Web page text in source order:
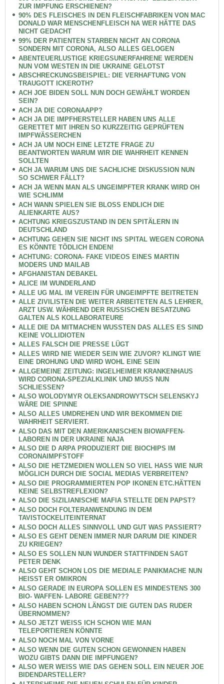
ZUR IMPFUNG ERSCHIENEN?
90% DES FLEISCHES IN DEN FLEISCHFABRIKEN VON MAC
DONALD WAR MENSCHENFLEISCH NA WER HÄTTE DAS
NICHT GEDACHT
99% DER PATIENTEN STARBEN NICHT AN CORONA
SONDERN MIT CORONA, ALSO ALLES GELOGEN
ABENTEUERLUSTIGE KRIEGSUNERFAHRENE WERDEN
NUN VOM WESTEN IN DIE UKRAINE GELOTST
ABSCHRECKUNGSBEISPIEL: DIE VERHAFTUNG VON
TRAUGOTT ICKEROTH?
ACH JOE BIDEN SOLL NUN DOCH GEWÄHLT WORDEN
SEIN?
ACH JA DIE CORONAAPP?
ACH JA DIE IMPFHERSTELLER HABEN UNS ALLE
GERETTET MIT IHREN SO KURZZEITIG GEPRÜFTEN
IMPFWÄSSERCHEN
ACH JA UM NOCH EINE LETZTE FRAGE ZU
BEANTWORTEN WARUM WIR DIE WAHRHEIT KENNEN
SOLLTEN
ACH JA WARUM UNS DIE SACHLICHE DISKUSSION NUN
SO SCHWER FÄLLT?
ACH JA WENN MAN ALS UNGEIMPFTER KRANK WIRD OH
WIE SCHLIMM
ACH WANN SPIELEN SIE BLOSS ENDLICH DIE
ALIENKARTE AUS?
ACHTUNG KRIEGSZUSTAND IN DEN SPITÄLERN IN
DEUTSCHLAND
ACHTUNG GEHEN SIE NICHT INS SPITAL WEGEN CORONA
ES KÖNNTE TÖDLICH ENDEN!
ACHTUNG: CORONA- FAKE VIDEOS EINES MARTIN
MODERS UND MAILAB
AFGHANISTAN DEBAKEL
ALICE IM WUNDERLAND
ALLE UG MAL IM VEREIN FÜR UNGEIMPFTE BEITRETEN
ALLE ZIVILISTEN DIE WEITER ARBEITETEN ALS LEHRER,
ARZT USW. WÄHREND DER RUSSISCHEN BESATZUNG
GALTEN ALS KOLLABORATEURE
ALLE DIE DA MITMACHEN WUSSTEN DAS ALLES ES SIND
KEINE VOLLIDIOTEN
ALLES FALSCH DIE PRESSE LÜGT
ALLES WIRD NIE WIEDER SEIN WIE ZUVOR? KLINGT WIE
EINE DROHUNG UND WIRD WOHL EINE SEIN
ALLGEMEINE ZEITUNG: INGELHEIMER KRANKENHAUS
WIRD CORONA-SPEZIALKLINIK UND MUSS NUN
SCHLIESSEN?
ALSO WOLODYMYR OLEKSANDROWYTSCH SELENSKYJ
WÄRE DIE SPINNE
ALSO ALLES UMDREHEN UND WIR BEKOMMEN DIE
WAHRHEIT SERVIERT.
ALSO DAS MIT DEN AMERIKANISCHEN BIOWAFFEN-
LABOREN IN DER UKRAINE NAJA
ALSO DIE D ARPA PRODUZIERT DIE BIOCHIPS IM
CORONAIMPFSTOFF
ALSO DIE HETZMEDIEN WOLLEN SO VIEL HASS WIE NUR
MÖGLICH DURCH DIE SOCIAL MEDIAS VERBREITEN?
ALSO DIE PROGRAMMIERTEN POP IKONEN ETC.HÄTTEN
KEINE SELBSTREFLEXION?
ALSO DIE SIZILIANISCHE MAFIA STELLTE DEN PAPST?
ALSO DOCH FOLTERANWENDUNG IN DEM
TAVISTOCKELITEINTERNAT
ALSO DOCH ALLES SINNVOLL UND GUT WAS PASSIERT?
ALSO ES GEHT DENEN IMMER NUR DARUM DIE KINDER
ZU KRIEGEN?
ALSO ES SOLLEN NUN WUNDER STATTFINDEN SAGT
PETER DENK
ALSO GEHT SCHON LOS DIE MEDIALE PANIKMACHE NUN
HEISST ER OMIKRON
ALSO GERADE IN EUROPA SOLLEN ES MINDESTENS 300
BIO- WAFFEN- LABORE GEBEN???
ALSO HABEN SCHON LÄNGST DIE GUTEN DAS RUDER
ÜBERNOMMEN?
ALSO JETZT WEISS ICH SCHON WIE MAN
TELEPORTIEREN KÖNNTE
ALSO NOCH MAL VON VORNE
ALSO WENN DIE GUTEN SCHON GEWONNEN HABEN
WOZU GIBTS DANN DIE IMPFUNGEN?
ALSO WER WEISS WIE DAS GEHEN SOLL EIN NEUER JOE
BIDENDARSTELLER?